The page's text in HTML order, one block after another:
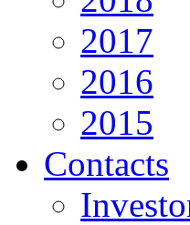
2017
2016
2015
Contacts